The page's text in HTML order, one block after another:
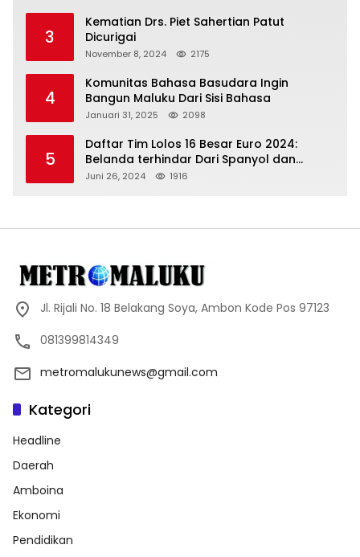
3
Kematian Drs. Piet Sahertian Patut
Dicurigai
November 8, 2024 2175
4
Komunitas Bahasa Basudara Ingin
Bangun Maluku Dari Sisi Bahasa
Januari 31, 2025 2098
5
Daftar Tim Lolos 16 Besar Euro 2024:
Belanda terhindar Dari Spanyol dan
Ingriss, Prancis Bertemu Belgia
Juni 26, 2024 1916
Jl. Rijali No. 18 Belakang Soya, Ambon Kode Pos 97123
081399814349
metromalukunews@gmail.com
Kategori
Headline
Daerah
Amboina
Ekonomi
Pendidikan